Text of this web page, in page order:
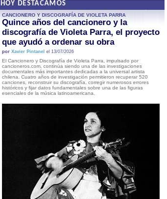
HOY DESTACAMOS
CANCIONERO Y DISCOGRAFÍA DE VIOLETA PARRA
Quince años del cancionero y la
discografía de Violeta Parra, el proyecto
que ayudó a ordenar su obra
por Xavier Pintanel el 13/07/2026
El Cancionero y Discografía de Violeta Parra, impulsado por
cancioneros.com, continúa siendo una de las investigaciones
documentales más importantes dedicadas a la universal artista
chilena. Cuatro años de investigación permitieron recuperar 520
canciones, reconstruir su discografía, corregir numerosos errores
históricos y fijar datos fundamentales sobre una de las figuras
esenciales de la música latinoamericana.